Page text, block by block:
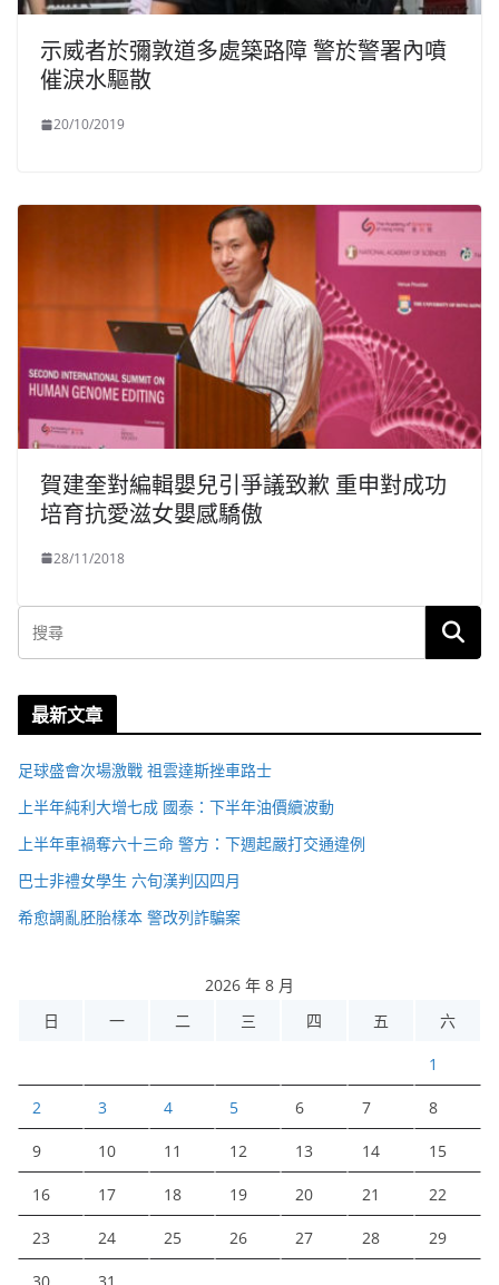
示威者於彌敦道多處築路障 警於警署內噴
催淚水驅散
20/10/2019
賀建奎對編輯嬰兒引爭議致歉 重申對成功
培育抗愛滋女嬰感驕傲
28/11/2018
最新文章
足球盛會次場激戰 祖雲達斯挫車路士
上半年純利大增七成 國泰：下半年油價續波動
上半年車禍奪六十三命 警方：下週起嚴打交通違例
巴士非禮女學生 六旬漢判囚四月
希愈調亂胚胎樣本 警改列詐騙案
2026 年 8 月
日
一 二 三 四 五 六
1
2 3 4 5 6 7 8
9 10 11 12 13 14 15
16 17 18 19 20 21 22
23 24 25 26 27 28 29